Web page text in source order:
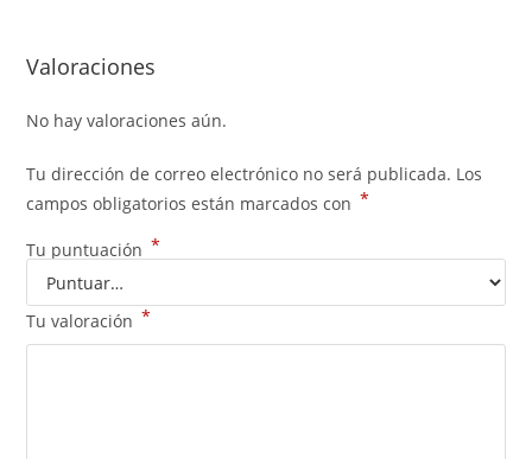
Valoraciones
No hay valoraciones aún.
Tu dirección de correo electrónico no será publicada. Los
campos obligatorios están marcados con *
Tu puntuación *
Tu valoración *